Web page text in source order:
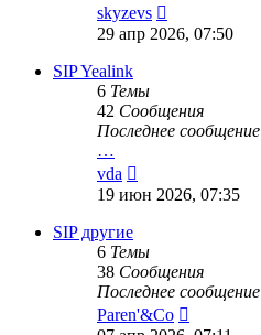
skyzevs
к
последнему
29 апр 2026, 07:50
SIP Yealink
6 Темы
42 Сообщения
Последнее сообщение
…
vda
к
последнему
19 июн 2026, 07:35
SIP другие
6 Темы
38 Сообщения
Последнее сообщение
Paren'&Co
к